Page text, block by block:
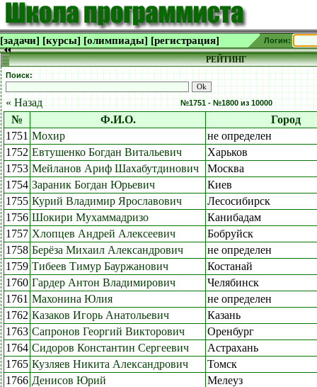
[задачи] [курсы] [олимпиады] [регистрация] Логин:
РЕЙТИНГ
Поиск:
« Назад №1751 - №1800 из 10000
№ Ф.И.О.
Город
1751 Мохир
не определен
1752 Евтушенко Богдан Витальевич
Харьков
1753 Мейланов Ариф Шахабутдинович
Москва
1754 Зараник Богдан Юрьевич
Киев
1755 Курий Владимир Ярославович
Лесосибирск
1756 Шокири Мухаммадризо
Канибадам
1757 Хлопцев Андрей Алексеевич
Бобруйск
1758 Берёза Михаил Александрович
не определен
1759 Тибеев Тимур Бауржанович
Костанай
1760 Гардер Антон Владимирович
Челябинск
1761 Махонина Юлия
не определен
1762 Казаков Игорь Анатольевич
Казань
1763 Сапронов Георгий Викторович
Оренбург
1764 Сидоров Константин Сергеевич
Астрахань
1765 Кузляев Никита Александрович
Томск
1766 Денисов Юрий
Мелеуз